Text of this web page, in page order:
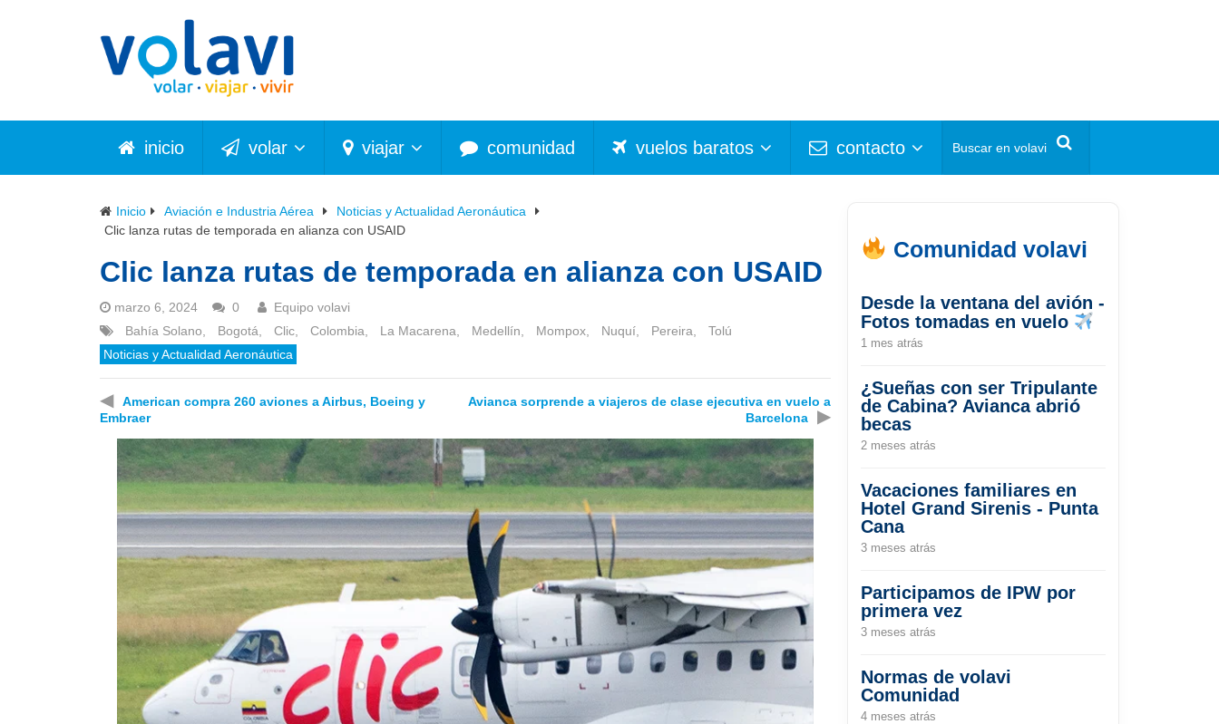
inicio volar viajar comunidad vuelos baratos contacto
Inicio Aviación e Industria Aérea
Noticias y Actualidad Aeronáutica
Clic lanza rutas de temporada en alianza con USAID
Clic lanza rutas de temporada en alianza con USAID
marzo 6, 2024 0
Equipo volavi
Bahía Solano
Bogotá Clic Colombia La Macarena Medellín Mompox Nuquí Pereira
Tolú
Noticias y Actualidad Aeronáutica
◀
American compra 260 aviones a Airbus, Boeing y
Embraer
Avianca sorprende a viajeros de clase ejecutiva en vuelo a
Barcelona
▶
Comunidad volavi
Desde la ventana del avión -
Fotos tomadas en vuelo
1 mes atrás
¿Sueñas con ser Tripulante
de Cabina? Avianca abrió
becas
2 meses atrás
Vacaciones familiares en
Hotel Grand Sirenis - Punta
Cana
3 meses atrás
Participamos de IPW por
primera vez
3 meses atrás
Normas de volavi
Comunidad
4 meses atrás